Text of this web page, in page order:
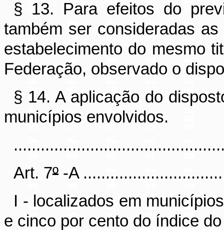
§ 13. Para efeitos do
também ser consideradas
estabelecimento do mesmo
Federação, observado o
§ 14. A aplicação do
municípios envolvidos.
Art. 7º-A
I - localizados em
e cinco por cento do índice